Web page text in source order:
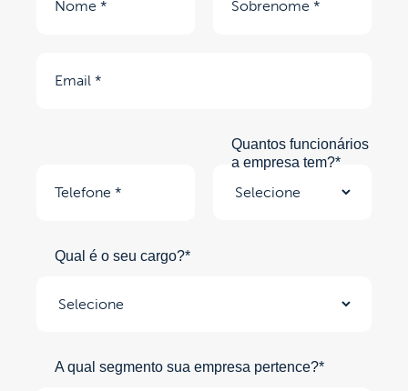
Quantos funcionários
a empresa tem?*
Qual é o seu cargo?*
A qual segmento sua empresa pertence?*